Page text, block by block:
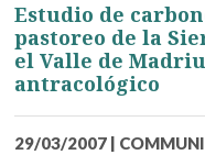
Estudio de
pastoreo de la
el Valle de
antracológico
29/03/2007 |